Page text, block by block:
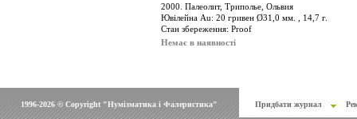
2000. Палеолит, Триполье, Ольвия
Ювілейна Au: 20 гривен Ø31,0 мм. , 14,7 г.
Стан збереження: Proof
Немає в наявності
1996-2026 © Copyright "Нумізматика і Фалеристика" Придбати журнал